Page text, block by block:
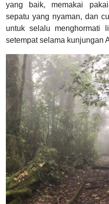
yang baik, memakai
sepatu yang nyaman, dan
untuk selalu menghormati
setempat selama kunjungan